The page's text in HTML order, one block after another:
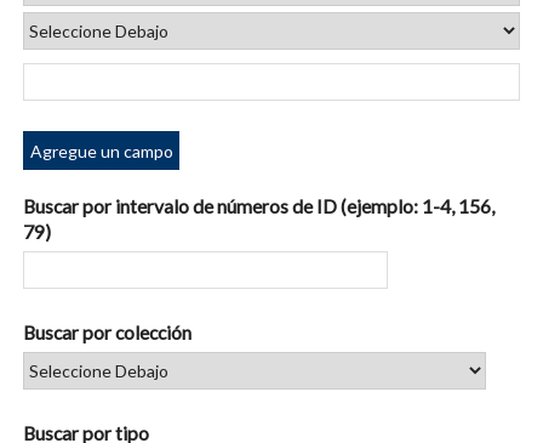
Agregue un campo
Buscar por intervalo de números de ID (ejemplo: 1-4, 156,
79)
Buscar por colección
Buscar por tipo